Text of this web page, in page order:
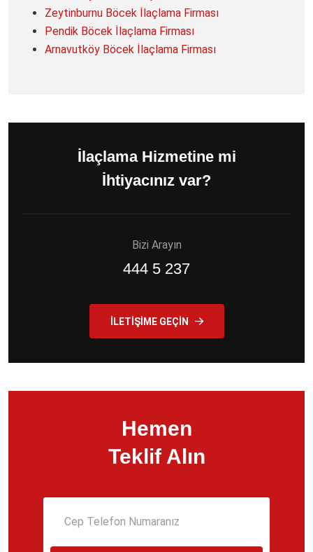
Zeytinburnu Böcek İlaçlama Firması
Pendik Böcek İlaçlama Firması
Arnavutköy Böcek İlaçlama Firması
İlaçlama Hizmetine mi
İhtiyacınız var?
Bizi Arayın
444 5 237
İLETIŞIME GEÇIN
Hemen
Teklif Alın